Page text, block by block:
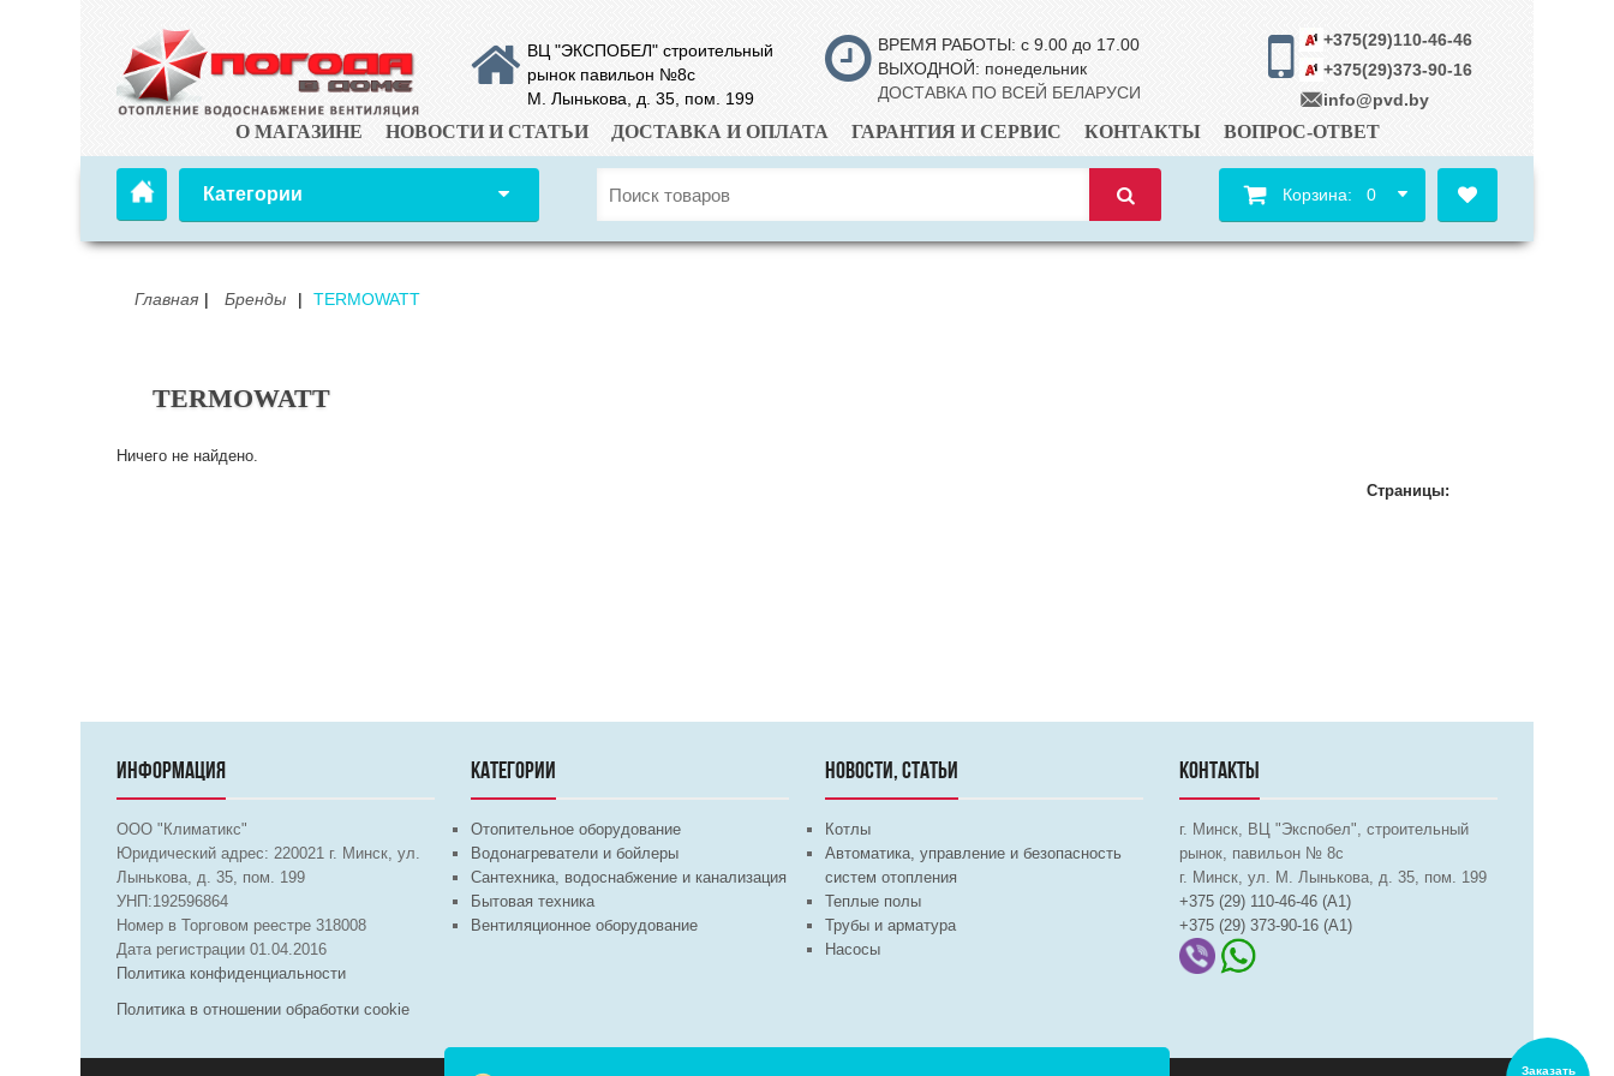
ВЦ "ЭКСПОБЕЛ" строительный
рынок павильон №8с
М. Лынькова, д. 35, пом. 199
ВРЕМЯ РАБОТЫ: с 9.00 до 17.00
ВЫХОДНОЙ: понедельник
ДОСТАВКА ПО ВСЕЙ БЕЛАРУСИ
+375(29)110-46-46
+375(29)373-90-16
info@pvd.by
О МАГАЗИНЕ НОВОСТИ И СТАТЬИ ДОСТАВКА И ОПЛАТА ГАРАНТИЯ И СЕРВИС КОНТАКТЫ ВОПРОС-ОТВЕТ
Категории Корзина: 0
Главная Бренды TERMOWATT
TERMOWATT
Ничего не найдено.
Страницы:
ИНФОРМАЦИЯ
ООО "Климатикс"
Юридический адрес:220021 г. Минск, ул.
Лынькова, д. 35, пом. 199
УНП:192596864
Номер в Торговом реестре 318008
Дата регистрации 01.04.2016
Политика конфиденциальности
Политика в отношении обработки cookie
КАТЕГОРИИ
Отопительное оборудование
Водонагреватели и бойлеры
Сантехника, водоснабжение и канализация
Бытовая техника
Вентиляционное оборудование
НОВОСТИ, СТАТЬИ
Котлы
Автоматика, управление и безопасность
систем отопления
Теплые полы
Трубы и арматура
Насосы
КОНТАКТЫ
г. Минск, ВЦ "Экспобел", строительный
рынок, павильон № 8c
г. Минск, ул. М. Лынькова, д. 35, пом. 199
+375 (29) 110-46-46 (А1)
+375 (29) 373-90-16 (A1)
Заказать